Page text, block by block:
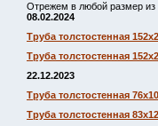
Отрежем в любой размер из
08.02.2024
Труба толстостенная
Труба толстостенная
22.12.2023
Труба толстостенная
Труба толстостенная